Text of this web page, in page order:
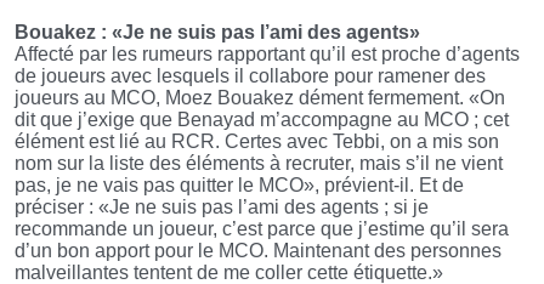
Bouakez : «Je ne suis pas l’ami des agents»
Affecté par les rumeurs rapportant qu’il est proche d’agents
de joueurs avec lesquels il collabore pour ramener des
joueurs au MCO, Moez Bouakez dément fermement. «On
dit que j’exige que Benayad m’accompagne au MCO ; cet
élément est lié au RCR. Certes avec Tebbi, on a mis son
nom sur la liste des éléments à recruter, mais s’il ne vient
pas, je ne vais pas quitter le MCO», prévient-il. Et de
préciser : «Je ne suis pas l’ami des agents ; si je
recommande un joueur, c’est parce que j’estime qu’il sera
d’un bon apport pour le MCO. Maintenant des personnes
malveillantes tentent de me coller cette étiquette.»